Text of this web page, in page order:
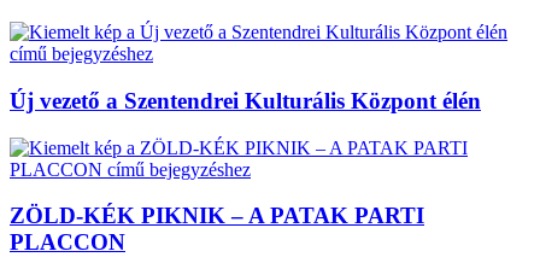
Új vezető a Szentendrei Kulturális Központ élén
ZÖLD-KÉK PIKNIK – A PATAK PARTI
PLACCON